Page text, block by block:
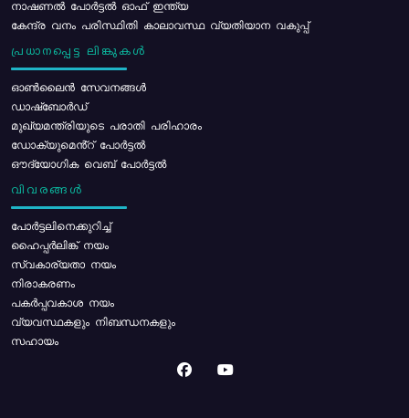
നാഷണൽ പോർട്ടൽ ഓഫ് ഇന്ത്യ
കേന്ദ്ര വനം പരിസ്ഥിതി കാലാവസ്ഥ വ്യതിയാന വകുപ്പ്
പ്രധാനപ്പെട്ട ലിങ്കുകൾ
ഓൺലൈൻ സേവനങ്ങൾ
ഡാഷ്ബോർഡ്
മുഖ്യമന്ത്രിയുടെ പരാതി പരിഹാരം
ഡോക്യുമെൻ്റ് പോർട്ടൽ
ഔദ്യോഗിക വെബ് പോർട്ടൽ
വിവരങ്ങൾ
പോര്‍ട്ടലിനെക്കുറിച്ച്
ഹൈപ്പർലിങ്ക് നയം
സ്വകാര്യതാ നയം
നിരാകരണം
പകർപ്പവകാശ നയം
വ്യവസ്ഥകളും നിബന്ധനകളും
സഹായം